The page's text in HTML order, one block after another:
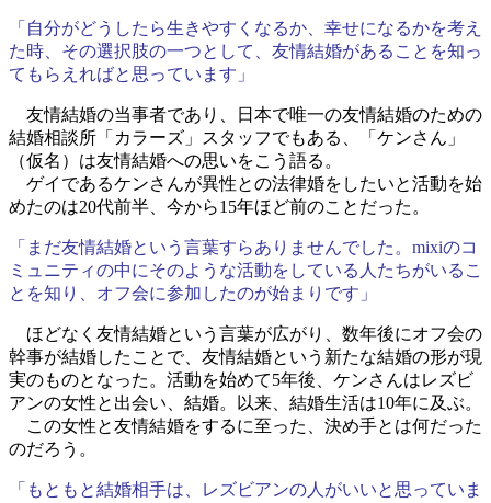
「自分がどうしたら生きやすくなるか、幸せになるかを考え
た時、その選択肢の一つとして、友情結婚があることを知っ
てもらえればと思っています」
友情結婚の当事者であり、日本で唯一の友情結婚のための
結婚相談所「カラーズ」スタッフでもある、「ケンさん」
（仮名）は友情結婚への思いをこう語る。
ゲイであるケンさんが異性との法律婚をしたいと活動を始
めたのは20代前半、今から15年ほど前のことだった。
「まだ友情結婚という言葉すらありませんでした。mixiのコ
ミュニティの中にそのような活動をしている人たちがいるこ
とを知り、オフ会に参加したのが始まりです」
ほどなく友情結婚という言葉が広がり、数年後にオフ会の
幹事が結婚したことで、友情結婚という新たな結婚の形が現
実のものとなった。活動を始めて5年後、ケンさんはレズビ
アンの女性と出会い、結婚。以来、結婚生活は10年に及ぶ。
この女性と友情結婚をするに至った、決め手とは何だった
のだろう。
「もともと結婚相手は、レズビアンの人がいいと思っていま